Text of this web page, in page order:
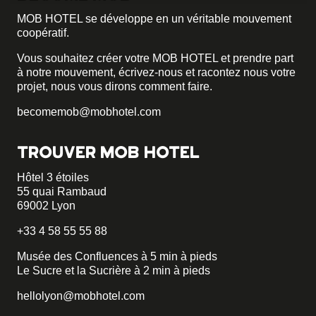
MOB HOTEL se développe en un véritable mouvement
coopératif.
Vous souhaitez créer votre MOB HOTEL et prendre part
à notre mouvement, écrivez-nous et racontez nous votre
projet, nous vous dirons comment faire.
becomemob@mobhotel.com
TROUVER MOB HOTEL
Hôtel 3 étoiles
55 quai Rambaud
69002 Lyon
+33 4 58 55 55 88
Musée des Confluences à 5 min à pieds
Le Sucre et la Sucrière à 2 min à pieds
hellolyon@mobhotel.com